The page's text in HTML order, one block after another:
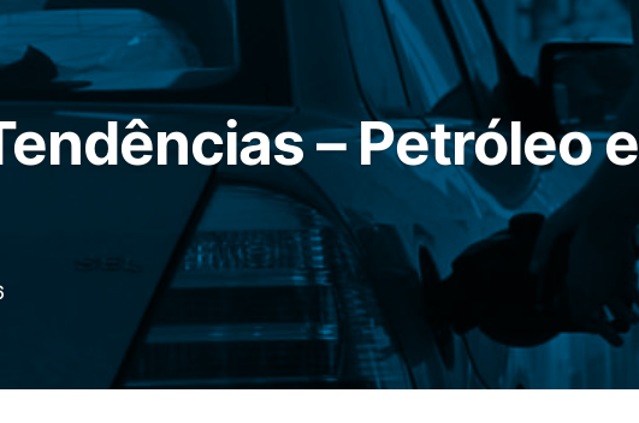
– Petróleo e